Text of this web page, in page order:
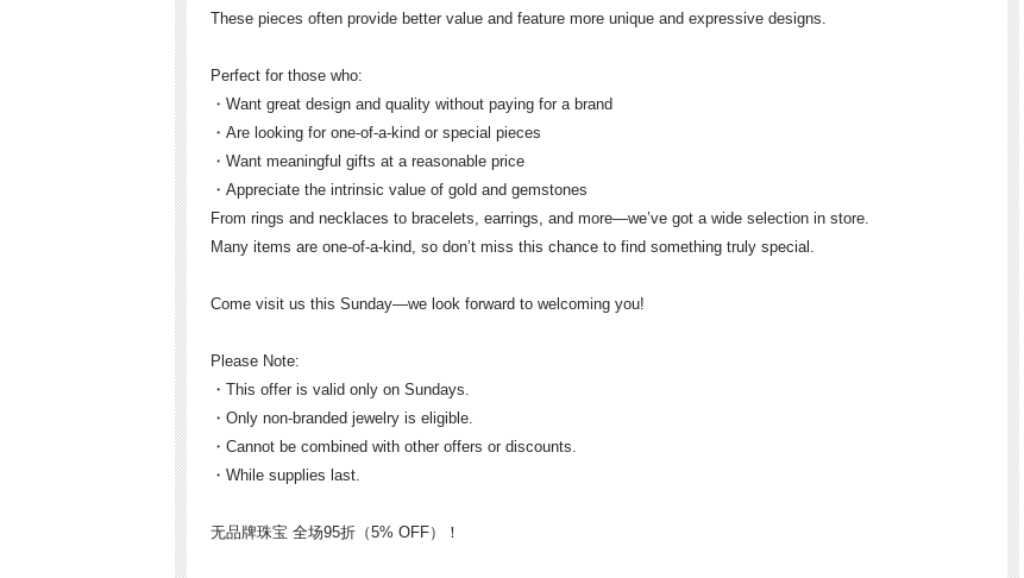
These pieces often provide better value and feature more unique and expressive designs.
Perfect for those who:
・Want great design and quality without paying for a brand
・Are looking for one-of-a-kind or special pieces
・Want meaningful gifts at a reasonable price
・Appreciate the intrinsic value of gold and gemstones
From rings and necklaces to bracelets, earrings, and more—we’ve got a wide selection in store.
Many items are one-of-a-kind, so don’t miss this chance to find something truly special.
Come visit us this Sunday—we look forward to welcoming you!
Please Note:
・This offer is valid only on Sundays.
・Only non-branded jewelry is eligible.
・Cannot be combined with other offers or discounts.
・While supplies last.
无品牌珠宝 全场95折（5% OFF）！